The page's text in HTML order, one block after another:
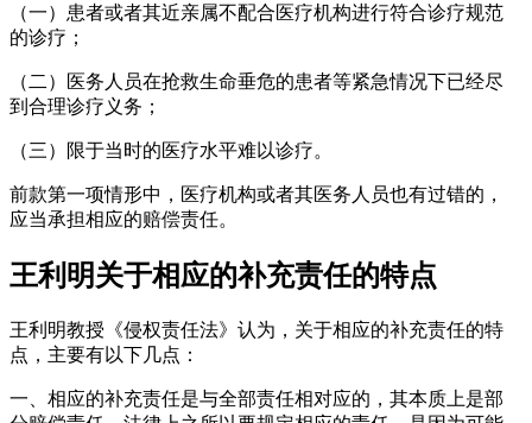
（一）患者或者其近亲属不配合医疗机构进行符合诊疗规范
的诊疗；
（二）医务人员在抢救生命垂危的患者等紧急情况下已经尽
到合理诊疗义务；
（三）限于当时的医疗水平难以诊疗。
前款第一项情形中，医疗机构或者其医务人员也有过错的，
应当承担相应的赔偿责任。
王利明关于相应的补充责任的特点
王利明教授《侵权责任法》认为，关于相应的补充责任的特
点，主要有以下几点：
一、相应的补充责任是与全部责任相对应的，其本质上是部